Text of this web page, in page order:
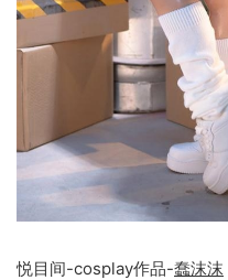
悦目间-cosplay作品-蠢沫沫